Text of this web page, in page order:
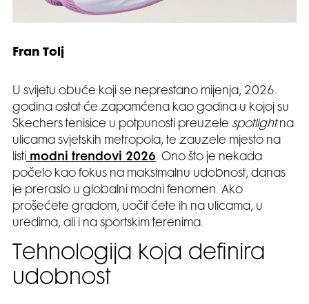
Fran Tolj
U svijetu obuće koji se neprestano mijenja, 2026.
godina ostat će zapamćena kao godina u kojoj su
Skechers tenisice u potpunosti preuzele spotlightna
ulicama svjetskih metropola, te zauzele mjesto na
listi modni trendovi 2026. Ono što je nekada
počelo kao fokus na maksimalnu udobnost, danas
je preraslo u globalni modni fenomen. Ako
prošećete gradom, uočit ćete ih na ulicama, u
uredima, ali i na sportskim terenima.
Tehnologija koja definira
udobnost